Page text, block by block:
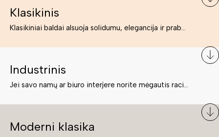
Klasikinis
Klasikiniai baldai alsuoja solidumu, elegancija ir prabanga. Paprastai jie būna masyvūs, kuria didybės įspūdį. Neabejotinai jie bus geriausias pasirinkimas estetiškam ir rafinuotam klasikiniam namų interjerui. Kartais klasikiniai baldai traktuojami kaip senoviniai, bet tai ne tiesa – klasika yra stilius, neišsemiama elegancija ir rafinuotumas.
Industrinis
Jei savo namų ar biuro interjere norite mėgautis racionaliai išnaudotomis erdvėmis, funkcionalumu ir esate neabejingi tamsesniam koloritui bei praktiškiems sprendimams, tuomet industrinis stilius bus būtent tai, ko Jums reikia. O industrinio stiliaus baldus išsirinksite mūsų asortimente.
Moderni klasika